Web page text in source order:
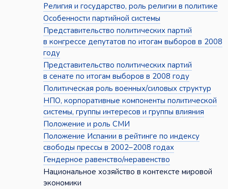
Религия и государство, роль религии в политике
Особенности партийной системы
Представительство политических партий
в конгрессе депутатов по итогам выборов в 2008
году
Представительство политических партий
в сенате по итогам выборов в 2008 году
Политическая роль военных/силовых структур
НПО, корпоративные компоненты политической
системы, группы интересов и группы влияния
Положение и роль СМИ
Положение Испании в рейтинге по индексу
свободы прессы в 2002–2008 годах
Гендерное равенство/неравенство
Национальное хозяйство в контексте мировой
экономики